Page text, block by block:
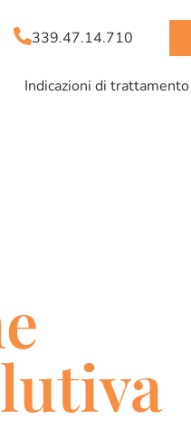
339.47.14.710
Indicazioni di trattamento